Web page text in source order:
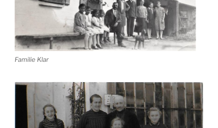
Familie Klar